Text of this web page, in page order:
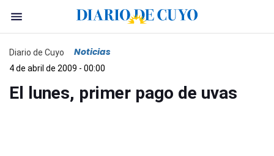
Diario de Cuyo Noticias
4 de abril de 2009 - 00:00
El lunes, primer pago de uvas